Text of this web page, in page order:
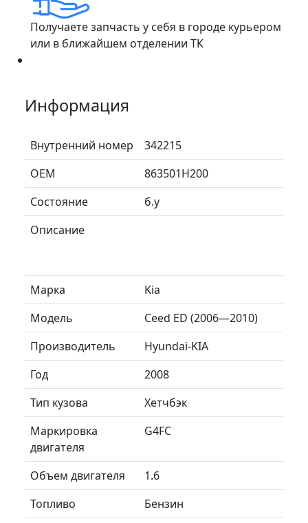
Получаете запчасть у себя в городе курьером
или в ближайшем отделении ТК
Информация
Внутренний номер
342215
ОЕМ
863501H200
Состояние
б.у
Описание
Марка
Kia
Модель
Ceed ED (2006—2010)
Производитель
Hyundai-KIA
Год
2008
Тип кузова
Хетчбэк
Маркировка
двигателя
G4FC
Объем двигателя
1.6
Топливо
Бензин